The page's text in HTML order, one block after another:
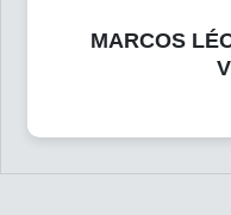
MARCOS